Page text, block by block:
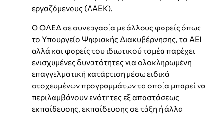
εργαζόμενους (ΛΑΕΚ).
Ο ΟΑΕΔ σε συνεργασία με άλλους φορείς όπως
το Υπουργείο Ψηφιακής Διακυβέρνησης, τα ΑΕΙ
αλλά και φορείς του ιδιωτικού τομέα παρέχει
ενισχυμένες δυνατότητες για ολοκληρωμένη
επαγγελματική κατάρτιση μέσω ειδικά
στοχευμένων προγραμμάτων τα οποία μπορεί να
περιλαμβάνουν ενότητες εξ αποστάσεως
εκπαίδευσης, εκπαίδευσης σε τάξη ή άλλα